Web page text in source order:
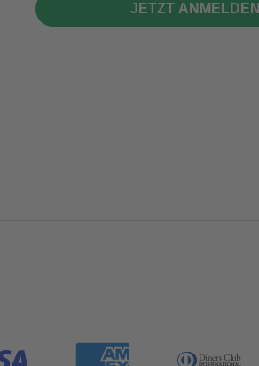
JETZT ANMELDEN